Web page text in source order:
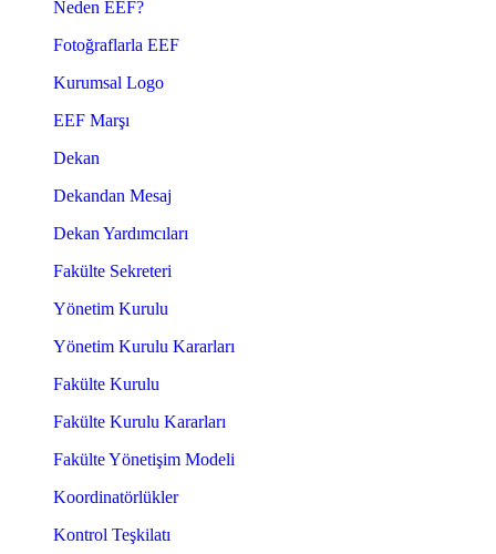
Neden EEF?
Fotoğraflarla EEF
Kurumsal Logo
EEF Marşı
Dekan
Dekandan Mesaj
Dekan Yardımcıları
Fakülte Sekreteri
Yönetim Kurulu
Yönetim Kurulu Kararları
Fakülte Kurulu
Fakülte Kurulu Kararları
Fakülte Yönetişim Modeli
Koordinatörlükler
Kontrol Teşkilatı